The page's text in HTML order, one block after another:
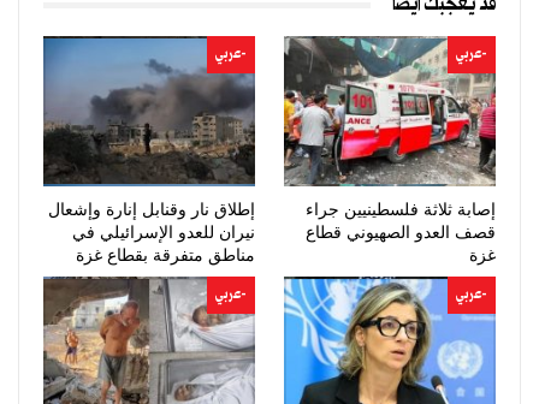
-عربي
إصابة ثلاثة فلسطينيين جراء
قصف العدو الصهيوني قطاع
غزة
-عربي
إطلاق نار وقنابل إنارة وإشعال
نيران للعدو الإسرائيلي في
مناطق متفرقة بقطاع غزة
-عربي -عربي